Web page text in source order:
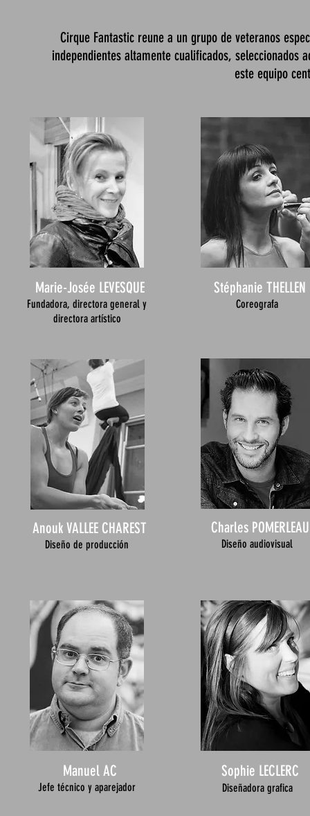
Cirque Fantastic reune a un grupo de veteranos
independientes altamente cualificados, seleccionados
este equipo
Marie-Josée LEVESQUE
Fundadora, directora general y
directora artístico
Stéphanie THELLEN
Coreografa
Anouk VALLEE CHAREST
Diseño de producción
Charles POMERLEAU
Diseño audiovisual
Manuel AC
Jefe técnico y aparejador
Sophie LECLERC
Diseñadora grafica